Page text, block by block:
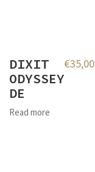
DIXIT
ODYSSEY
DE
Read more
€35,00